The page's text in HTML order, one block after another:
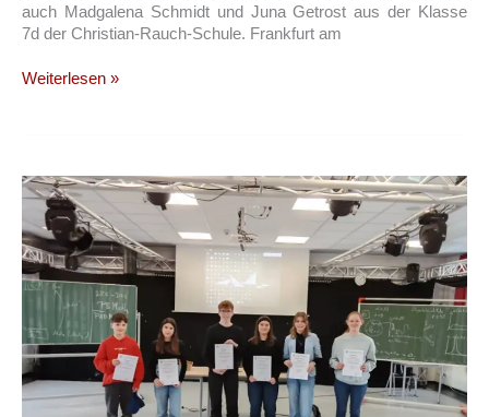
auch Madgalena Schmidt und Juna Getrost aus der Klasse
7d der Christian-Rauch-Schule. Frankfurt am
Erfolg
beim
hessischen
Schülerschreibwettbewerb
Weiterlesen »